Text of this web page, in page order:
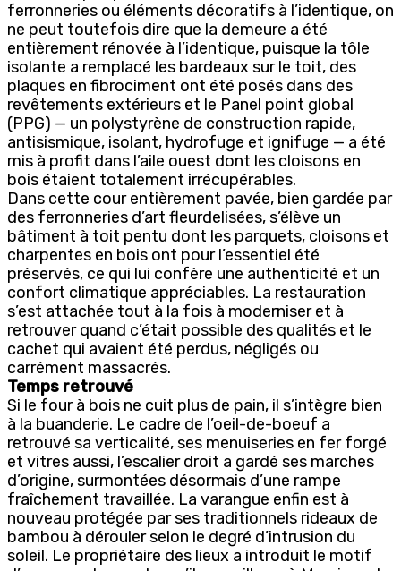
ferronneries ou éléments décoratifs à l’identique, on
ne peut toutefois dire que la demeure a été
entièrement rénovée à l’identique, puisque la tôle
isolante a remplacé les bardeaux sur le toit, des
plaques en fibrociment ont été posés dans des
revêtements extérieurs et le Panel point global
(PPG) — un polystyrène de construction rapide,
antisismique, isolant, hydrofuge et ignifuge — a été
mis à profit dans l’aile ouest dont les cloisons en
bois étaient totalement irrécupérables.
Dans cette cour entièrement pavée, bien gardée par
des ferronneries d’art fleurdelisées, s’élève un
bâtiment à toit pentu dont les parquets, cloisons et
charpentes en bois ont pour l’essentiel été
préservés, ce qui lui confère une authenticité et un
confort climatique appréciables. La restauration
s’est attachée tout à la fois à moderniser et à
retrouver quand c’était possible des qualités et le
cachet qui avaient été perdus, négligés ou
carrément massacrés.
Temps retrouvé
Si le four à bois ne cuit plus de pain, il s’intègre bien
à la buanderie. Le cadre de l’oeil-de-boeuf a
retrouvé sa verticalité, ses menuiseries en fer forgé
et vitres aussi, l’escalier droit a gardé ses marches
d’origine, surmontées désormais d’une rampe
fraîchement travaillée. La varangue enfin est à
nouveau protégée par ses traditionnels rideaux de
bambou à dérouler selon le degré d’intrusion du
soleil. Le propriétaire des lieux a introduit le motif